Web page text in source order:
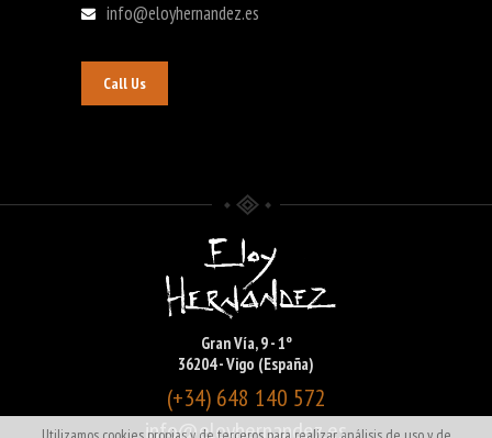
info@eloyhernandez.es
Call Us
Gran Vía, 9 - 1º
36204 - Vigo (España)
(+34) 648 140 572
info@eloyhernandez.es